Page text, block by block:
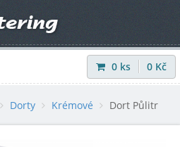
Přihlásit |Registrovat
0 ks 0 Kč
Dorty Krémové Dort Půlitr